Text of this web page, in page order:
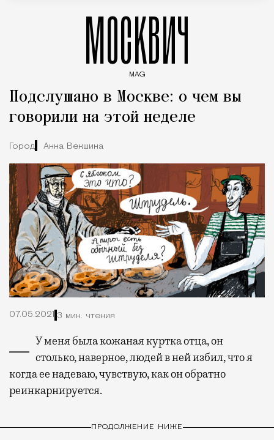
МОСКВИЧ
MAG
Подслушано в Москве: о чем вы
говорили на этой неделе
Город Анна Векшина
07.05.2021 3 мин. чтения
— У меня была кожаная куртка отца, он столько, наверное, людей в ней избил, что я
когда ее надеваю, чувствую, как он обратно
реинкарнируется.
ПРОДОЛЖЕНИЕ НИЖЕ